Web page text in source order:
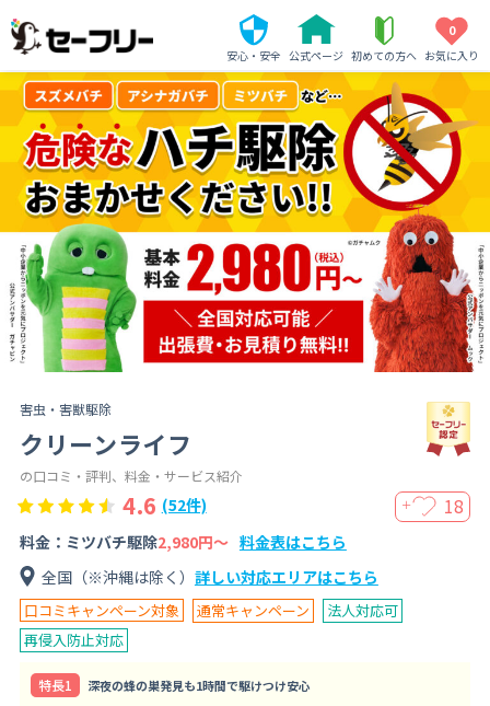
安心・安全 公式ページ 初めての方へ
0
お気に入り
害虫・害獣駆除
クリーンライフ
の口コミ・評判、料金・サービス紹介
4.6 (52件) ＋ 18
料金：ミツバチ駆除2,980円〜 料金表はこちら
全国（※沖縄は除く） 詳しい対応エリアはこちら
口コミキャンペーン対象 通常キャンペーン
法人対応可
再侵入防止対応
特⻑1 深夜の蜂の巣発見も1時間で駆けつけ安心